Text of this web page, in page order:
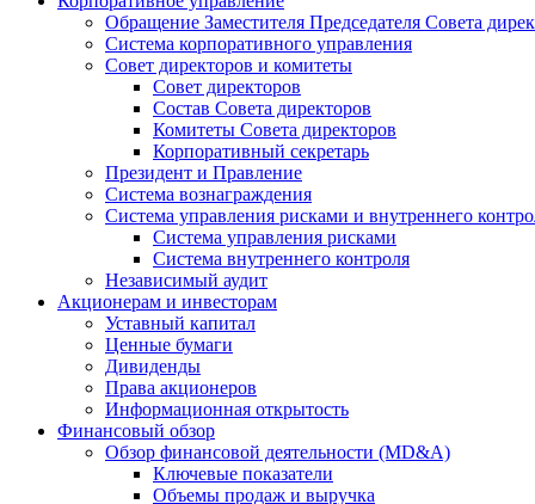
Обращение Заместителя Председателя Совета
Система корпоративного управления
Совет директоров и комитеты
Совет директоров
Состав Совета директоров
Комитеты Совета директоров
Корпоративный секретарь
Президент и Правление
Система вознаграждения
Система управления рисками и внутреннего
Система управления рисками
Система внутреннего контроля
Независимый аудит
Акционерам и инвесторам
Уставный капитал
Ценные бумаги
Дивиденды
Права акционеров
Информационная открытость
Финансовый обзор
Обзор финансовой деятельности (MD&A)
Ключевые показатели
Объемы продаж и выручка